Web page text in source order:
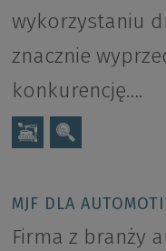
wykorzystaniu
znacznie
konkurencję….
MJF DLA
Firma z branży